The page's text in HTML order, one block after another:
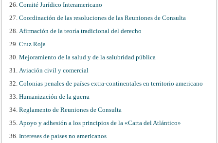
Comité Jurídico Interamericano
Coordinación de las resoluciones de las Reuniones de Consulta
Afirmación de la teoría tradicional del derecho
Cruz Roja
Mejoramiento de la salud y de la salubridad pública
Aviación civil y comercial
Colonias penales de países extra-continentales en territorio americano
Humanización de la guerra
Reglamento de Reuniones de Consulta
Apoyo y adhesión a los principios de la «Carta del Atlántico»
Intereses de países no americanos